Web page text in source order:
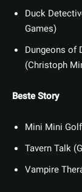
Duck
Games)
Dungeons of
(Christoph
Beste Story
Mini Mini
Tavern Talk
Vampire